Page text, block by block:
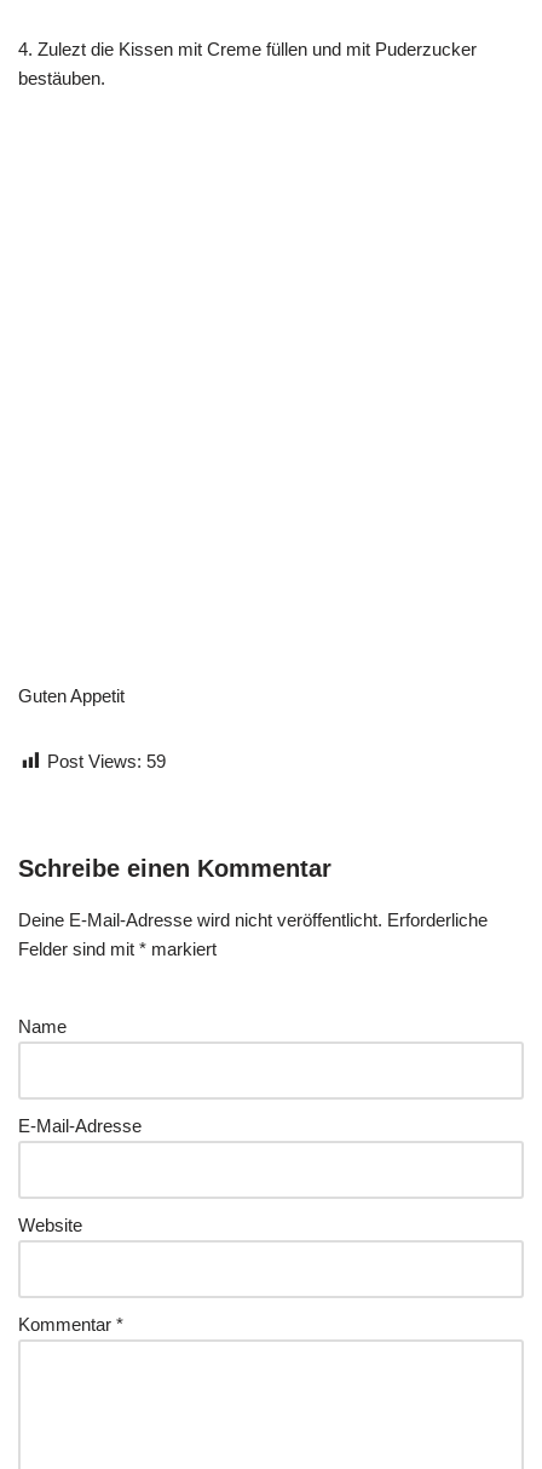
4. Zulezt die Kissen mit Creme füllen und mit Puderzucker
bestäuben.
Guten Appetit
Post Views: 59
Schreibe einen Kommentar
Deine E-Mail-Adresse wird nicht veröffentlicht. Erforderliche
Felder sind mit * markiert
Name
E-Mail-Adresse
Website
Kommentar *